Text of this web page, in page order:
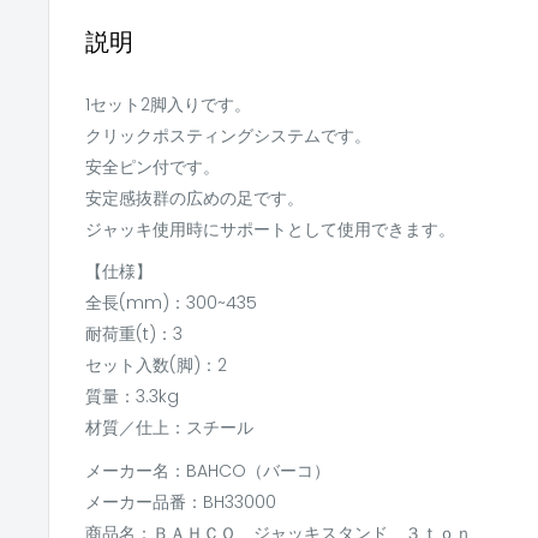
説明
1セット2脚入りです。
クリックポスティングシステムです。
安全ピン付です。
安定感抜群の広めの足です。
ジャッキ使用時にサポートとして使用できます。
【仕様】
全長(mm)：300~435
耐荷重(t)：3
セット入数(脚)：2
質量：3.3kg
材質／仕上：スチール
メーカー名：BAHCO（バーコ）
メーカー品番：BH33000